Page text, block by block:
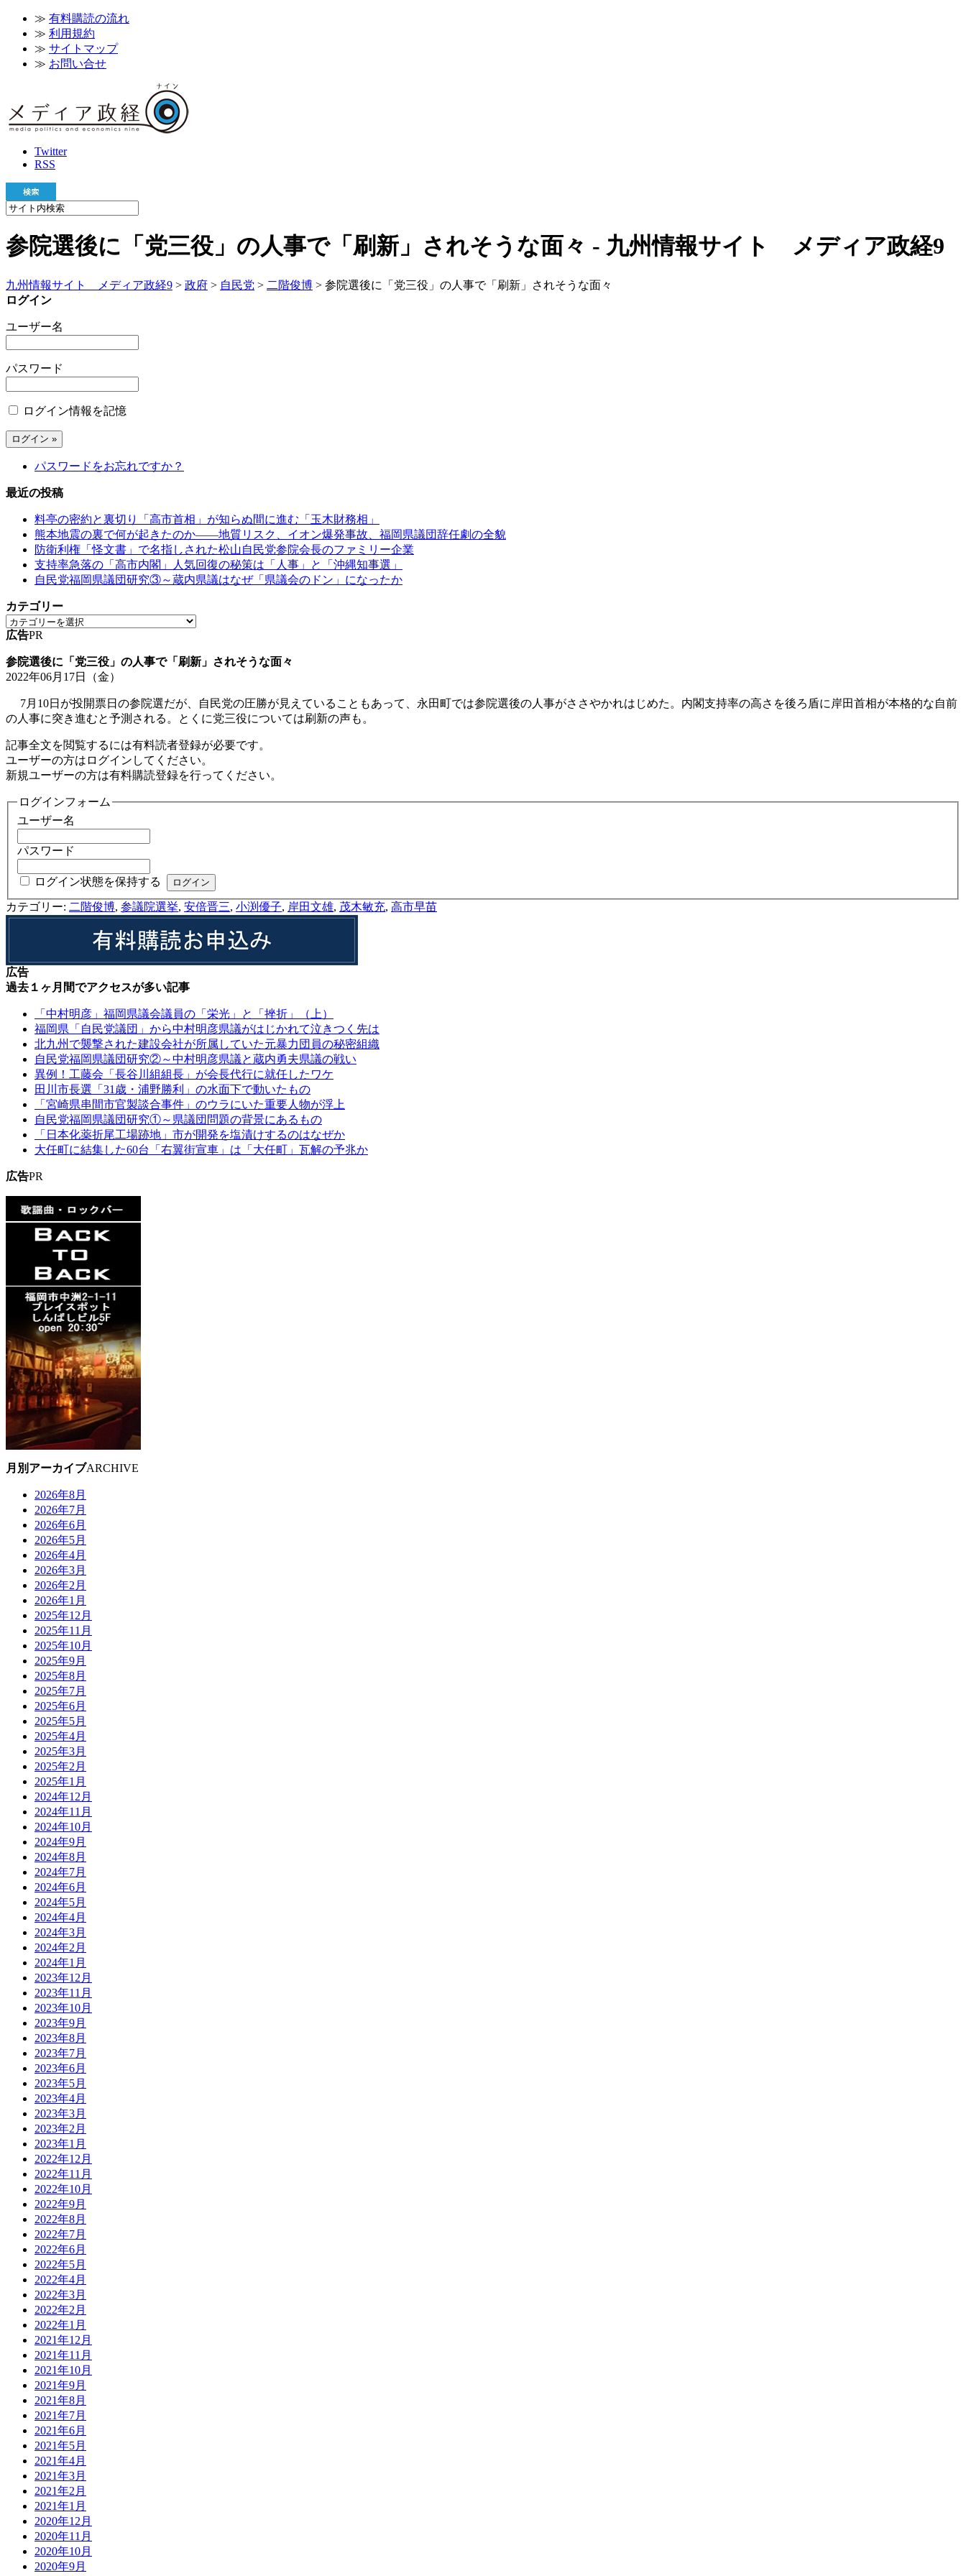
≫ 有料購読の流れ
≫ 利用規約
≫ サイトマップ
≫ お問い合せ
Twitter
RSS
参院選後に「党三役」の人事で「刷新」されそうな面々 - 九州情報サイト メディア政経9
九州情報サイト メディア政経9 > 政府 > 自民党 > 二階俊博 > 参院選後に「党三役」の人事で「刷新」されそうな面々
ログイン
ユーザー名
パスワード
ログイン情報を記憶
パスワードをお忘れですか？
最近の投稿
料亭の密約と裏切り「高市首相」が知らぬ間に進む「玉木財務相」
熊本地震の裏で何が起きたのか――地質リスク、イオン爆発事故、福岡県議団辞任劇の全貌
防衛利権「怪文書」で名指しされた松山自民党参院会長のファミリー企業
支持率急落の「高市内閣」人気回復の秘策は「人事」と「沖縄知事選」
自民党福岡県議団研究③～蔵内県議はなぜ「県議会のドン」になったか
カテゴリー
広告PR
参院選後に「党三役」の人事で「刷新」されそうな面々
2022年06月17日（金）
7月10日が投開票日の参院選だが、自民党の圧勝が見えていることもあって、永田町では参院選後の人事がささやかれはじめた。内閣支持率の高さを後ろ盾に岸田首相が本格的な自前
の人事に突き進むと予測される。とくに党三役については刷新の声も。
記事全文を閲覧するには有料読者登録が必要です。
ユーザーの方はログインしてください。
新規ユーザーの方は有料購読登録を行ってください。
ログインフォーム
ユーザー名
パスワード
ログイン状態を保持する
カテゴリー: 二階俊博, 参議院選挙, 安倍晋三, 小渕優子, 岸田文雄, 茂木敏充, 高市早苗
広告
過去１ヶ月間でアクセスが多い記事
「中村明彦」福岡県議会議員の「栄光」と「挫折」（上）
福岡県「自民党議団」から中村明彦県議がはじかれて泣きつく先は
北九州で襲撃された建設会社が所属していた元暴力団員の秘密組織
自民党福岡県議団研究②～中村明彦県議と蔵内勇夫県議の戦い
異例！工藤会「長谷川組組長」が会長代行に就任したワケ
田川市長選「31歳・浦野勝利」の水面下で動いたもの
「宮崎県串間市官製談合事件」のウラにいた重要人物が浮上
自民党福岡県議団研究①～県議団問題の背景にあるもの
「日本化薬折尾工場跡地」市が開発を塩漬けするのはなぜか
大任町に結集した60台「右翼街宣車」は「大任町」瓦解の予兆か
広告PR
月別アーカイブARCHIVE
2026年8月
2026年7月
2026年6月
2026年5月
2026年4月
2026年3月
2026年2月
2026年1月
2025年12月
2025年11月
2025年10月
2025年9月
2025年8月
2025年7月
2025年6月
2025年5月
2025年4月
2025年3月
2025年2月
2025年1月
2024年12月
2024年11月
2024年10月
2024年9月
2024年8月
2024年7月
2024年6月
2024年5月
2024年4月
2024年3月
2024年2月
2024年1月
2023年12月
2023年11月
2023年10月
2023年9月
2023年8月
2023年7月
2023年6月
2023年5月
2023年4月
2023年3月
2023年2月
2023年1月
2022年12月
2022年11月
2022年10月
2022年9月
2022年8月
2022年7月
2022年6月
2022年5月
2022年4月
2022年3月
2022年2月
2022年1月
2021年12月
2021年11月
2021年10月
2021年9月
2021年8月
2021年7月
2021年6月
2021年5月
2021年4月
2021年3月
2021年2月
2021年1月
2020年12月
2020年11月
2020年10月
2020年9月